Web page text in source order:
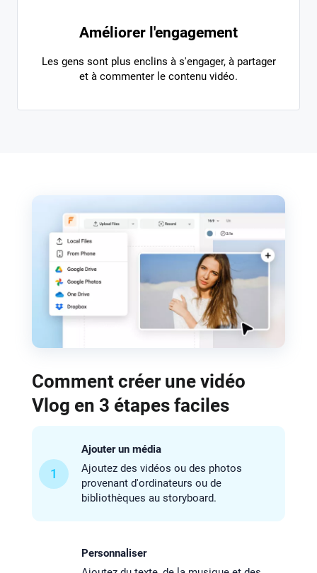
Améliorer l'engagement
Les gens sont plus enclins à s'engager, à partager
et à commenter le contenu vidéo.
Comment créer une vidéo
Vlog en 3 étapes faciles
1
Ajouter un média
Ajoutez des vidéos ou des photos
provenant d'ordinateurs ou de
bibliothèques au storyboard.
Personnaliser